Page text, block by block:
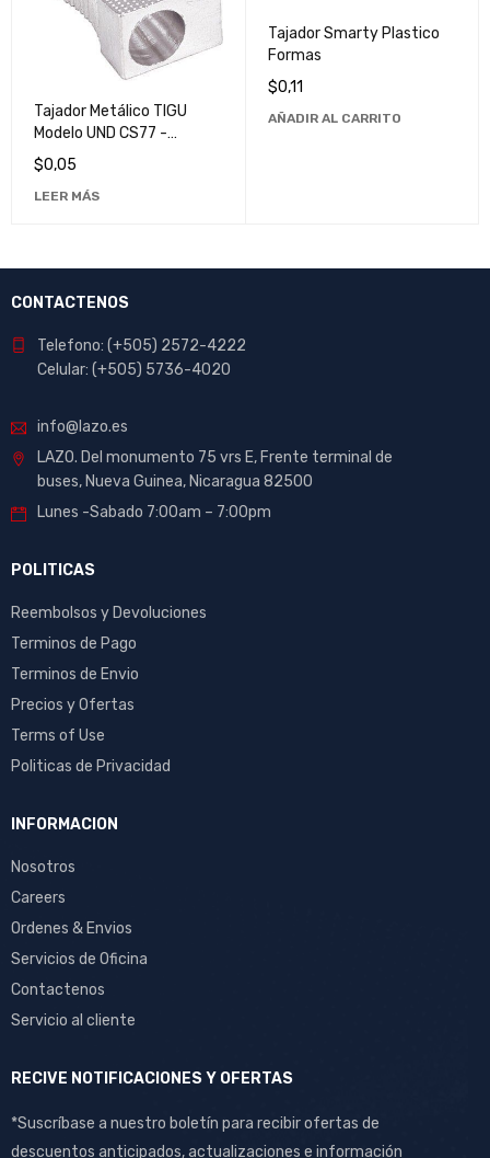
Tajador Metálico TIGU
Modelo UND CS77 -
Herramienta de Alta
Calidad para Oficina y
Hogar
$0,05
LEER MÁS
Tajador Smarty Plastico
Formas
$0,11
AÑADIR AL CARRITO
CONTACTENOS
Telefono: (+505) 2572-4222
Celular: (+505) 5736-4020
info@lazo.es
LAZO. Del monumento 75 vrs E, Frente terminal de
buses, Nueva Guinea, Nicaragua 82500
Lunes -Sabado 7:00am – 7:00pm
POLITICAS
Reembolsos y Devoluciones
Terminos de Pago
Terminos de Envio
Precios y Ofertas
Terms of Use
Politicas de Privacidad
INFORMACION
Nosotros
Careers
Ordenes & Envios
Servicios de Oficina
Contactenos
Servicio al cliente
RECIVE NOTIFICACIONES Y OFERTAS
*Suscríbase a nuestro boletín para recibir ofertas de
descuentos anticipados, actualizaciones e información